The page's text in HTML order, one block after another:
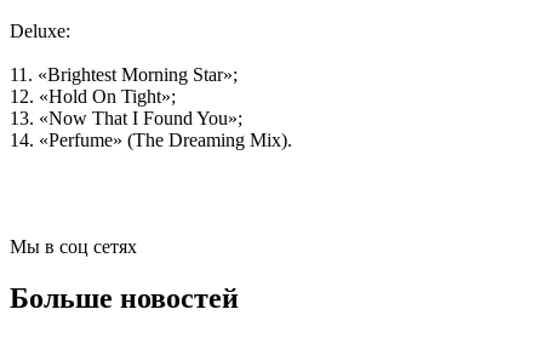
Deluxe:
11. «Brightest Morning Star»;
12. «Hold On Tight»;
13. «Now That I Found You»;
14. «Perfume» (The Dreaming Mix).
Мы в соц сетях
Больше новостей